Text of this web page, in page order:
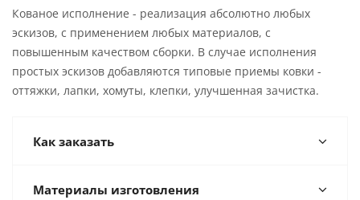
Кованое исполнение - реализация абсолютно любых
эскизов, с применением любых материалов, с
повышенным качеством сборки. В случае исполнения
простых эскизов добавляются типовые приемы ковки -
оттяжки, лапки, хомуты, клепки, улучшенная зачистка.
Как заказать
Материалы изготовления